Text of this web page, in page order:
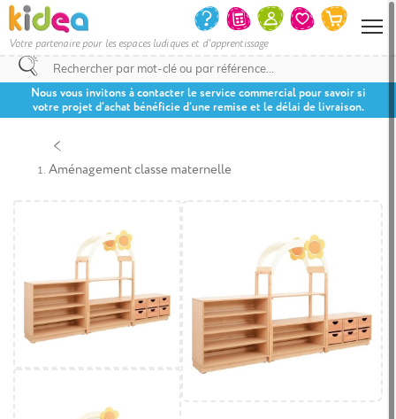
Votre partenaire pour les espaces ludiques et d'apprentissage
Nous vous invitons à contacter le service commercial pour savoir si
votre projet d’achat bénéficie d’une remise et le délai de livraison.
Aménagement classe maternelle